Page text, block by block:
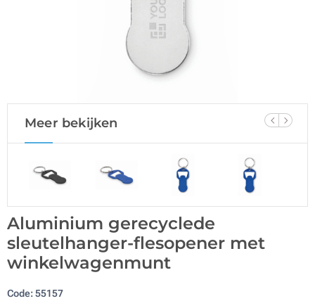
Meer bekijken
Aluminium gerecyclede
sleutelhanger-flesopener met
winkelwagenmunt
Code:55157